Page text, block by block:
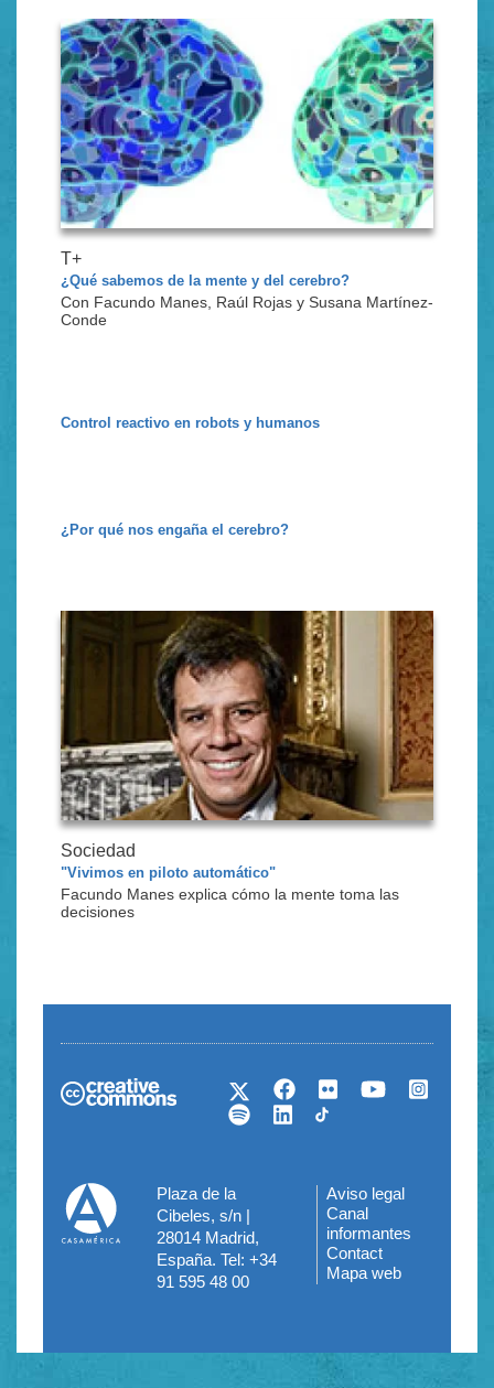
T+
¿Qué sabemos de la mente y del cerebro?
Con Facundo Manes, Raúl Rojas y Susana Martínez-
Conde
Control reactivo en robots y humanos
¿Por qué nos engaña el cerebro?
Sociedad
"Vivimos en piloto automático"
Facundo Manes explica cómo la mente toma las
decisiones
Plaza de la
Cibeles, s/n |
28014 Madrid,
España. Tel: +34
91 595 48 00
Menú
del
pie
Aviso legal
Canal
informantes
Contact
Mapa web